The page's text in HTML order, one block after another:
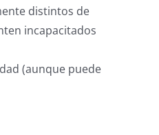
distintos de
incapacitados
(aunque puede